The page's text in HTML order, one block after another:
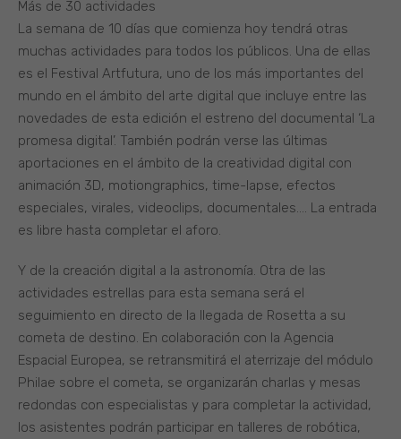
Más de 30 actividades
La semana de 10 días que comienza hoy tendrá otras
muchas actividades para todos los públicos. Una de ellas
es el Festival Artfutura, uno de los más importantes del
mundo en el ámbito del arte digital que incluye entre las
novedades de esta edición el estreno del documental ‘La
promesa digital’. También podrán verse las últimas
aportaciones en el ámbito de la creatividad digital con
animación 3D, motiongraphics, time-lapse, efectos
especiales, virales, videoclips, documentales…. La entrada
es libre hasta completar el aforo.
Y de la creación digital a la astronomía. Otra de las
actividades estrellas para esta semana será el
seguimiento en directo de la llegada de Rosetta a su
cometa de destino. En colaboración con la Agencia
Espacial Europea, se retransmitirá el aterrizaje del módulo
Philae sobre el cometa, se organizarán charlas y mesas
redondas con especialistas y para completar la actividad,
los asistentes podrán participar en talleres de robótica,